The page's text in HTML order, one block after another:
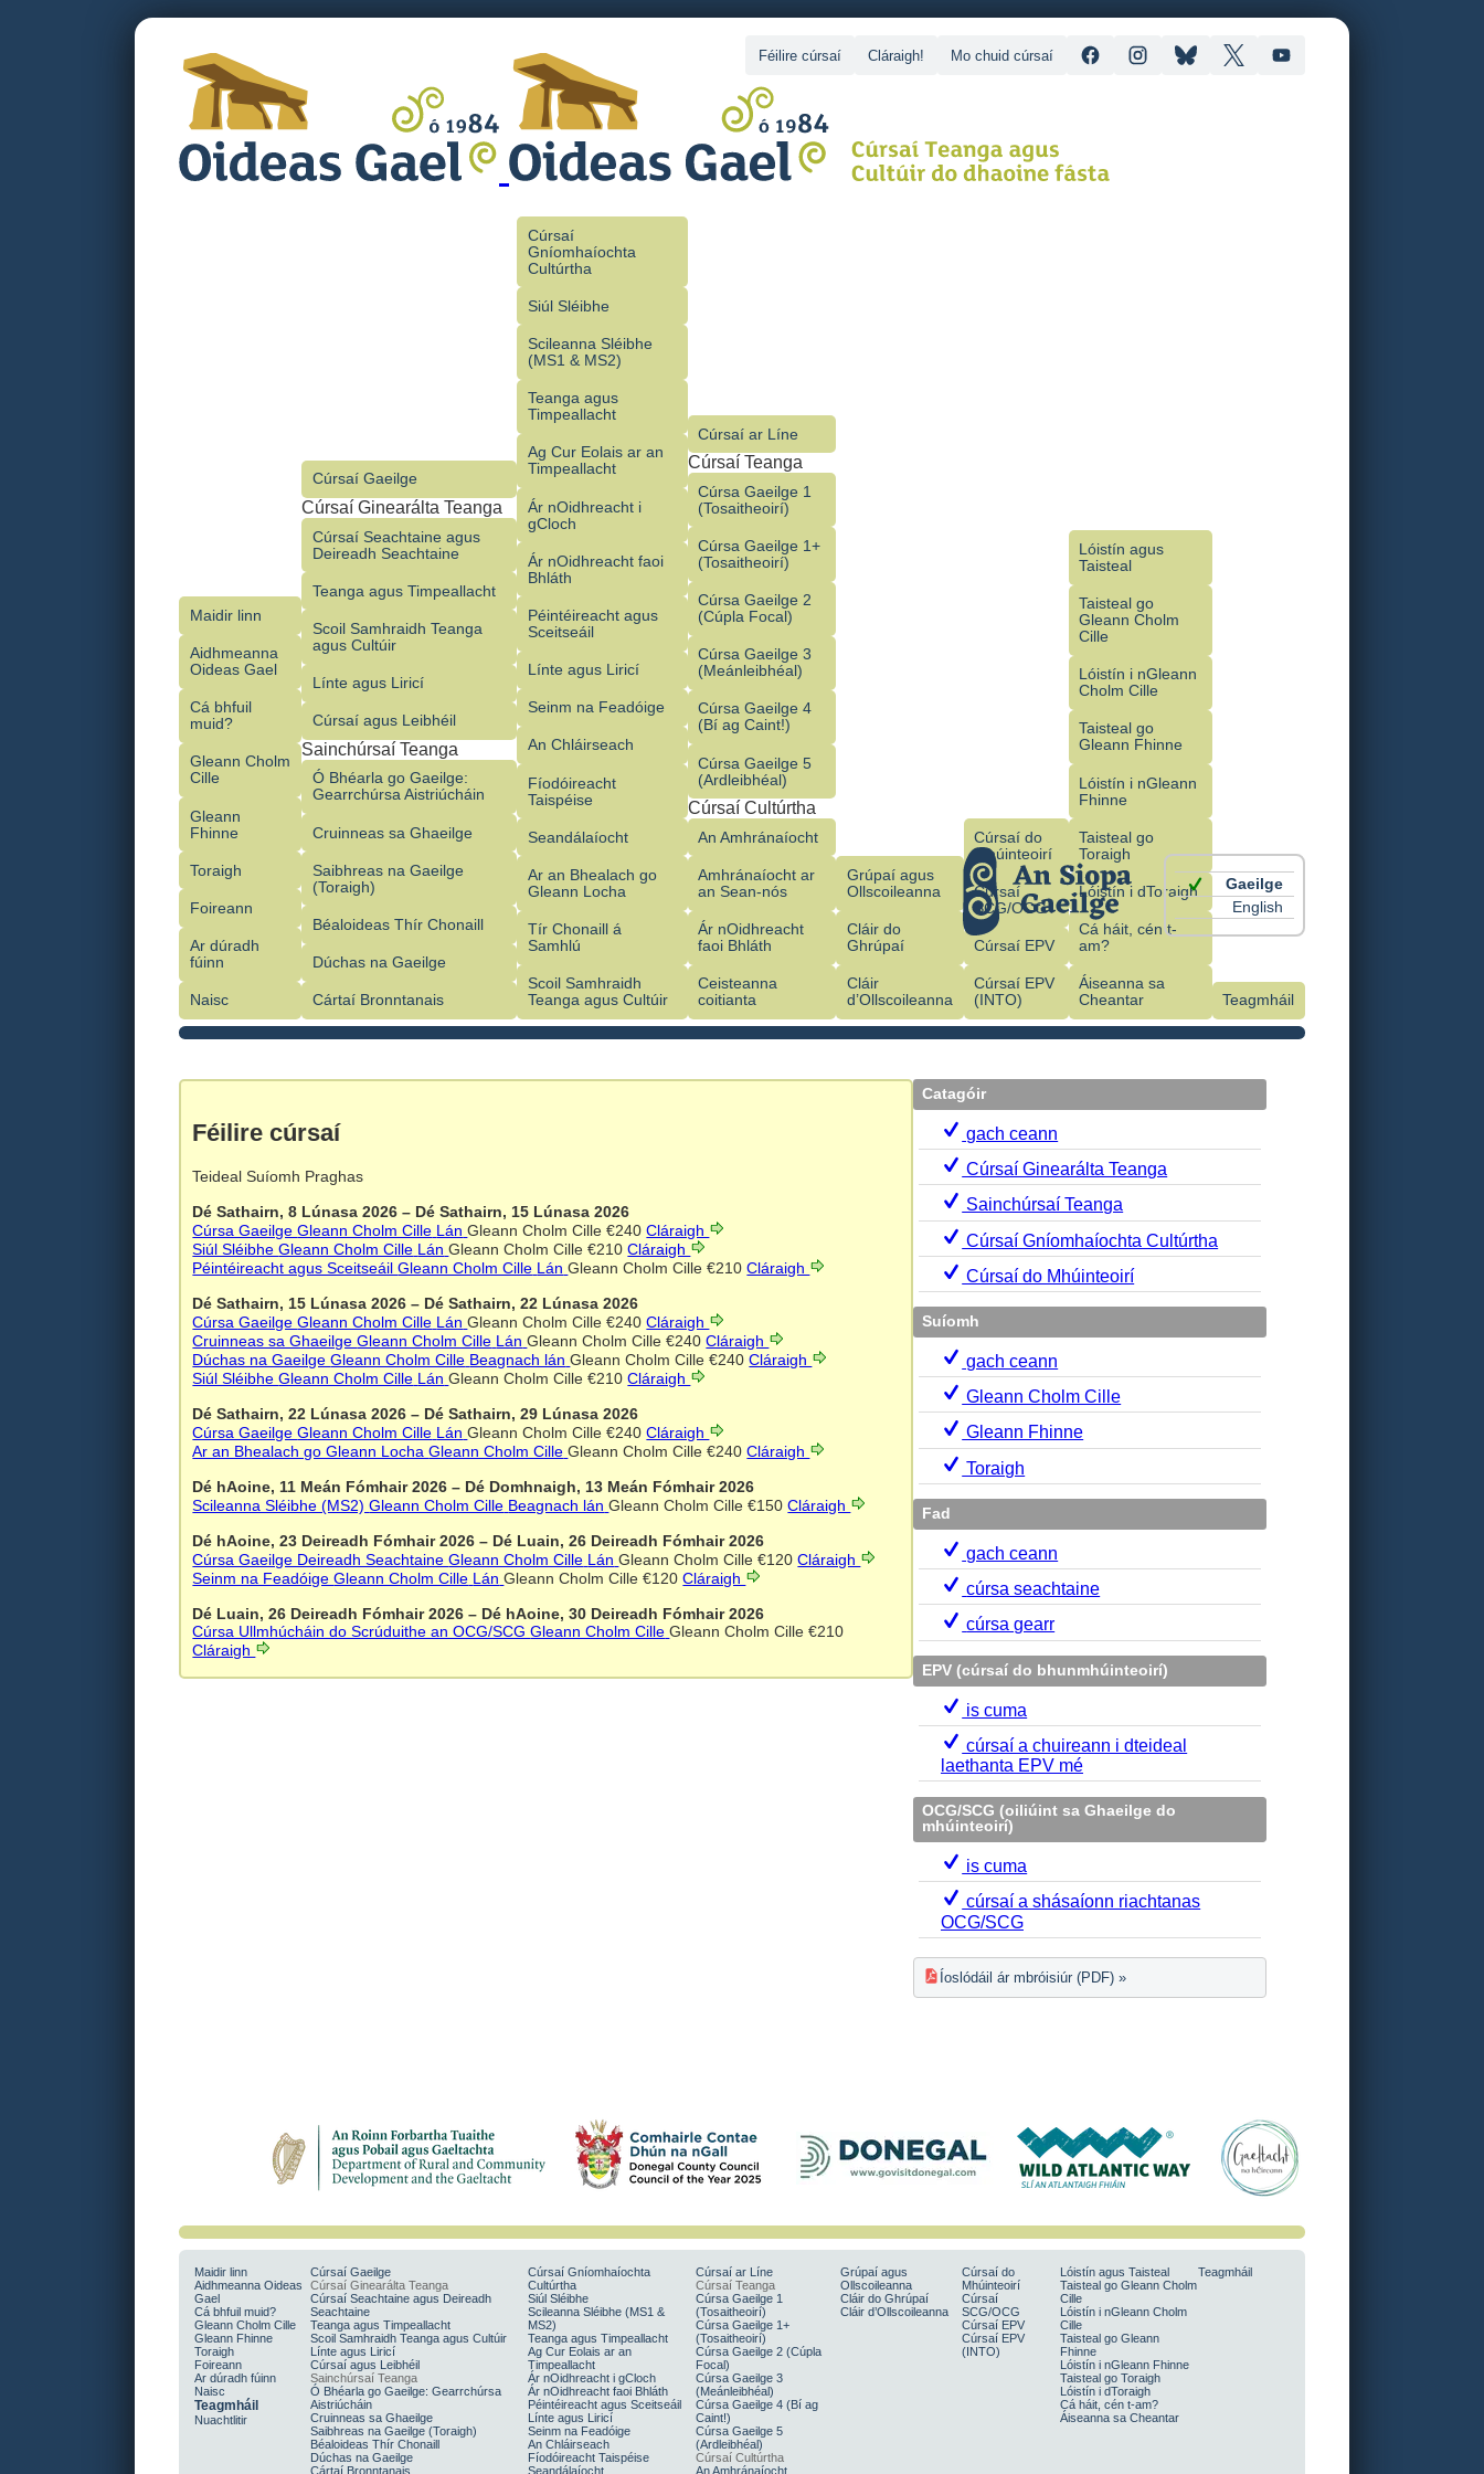
Gaeilge
English
Maidir linn
Aidhmeanna
Oideas Gael
Cá bhfuil
muid?
Gleann Cholm
Cille
Gleann
Fhinne
Toraigh
Foireann
Ar dúradh
fúinn
Naisc
Cúrsaí Gaeilge
Cúrsaí Ginearálta Teanga
Cúrsaí Seachtaine agus
Deireadh Seachtaine
Teanga agus Timpeallacht
Scoil Samhraidh Teanga
agus Cultúir
Línte agus Liricí
Cúrsaí agus Leibhéil
Sainchúrsaí Teanga
Ó Bhéarla go Gaeilge:
Gearrchúrsa Aistriúcháin
Cruinneas sa Ghaeilge
Saibhreas na Gaeilge
(Toraigh)
Béaloideas Thír Chonaill
Dúchas na Gaeilge
Cártaí Bronntanais
Cúrsaí
Gníomhaíochta
Cultúrtha
Siúl Sléibhe
Scileanna Sléibhe
(MS1 & MS2)
Teanga agus
Timpeallacht
Ag Cur Eolais ar an
Timpeallacht
Ár nOidhreacht i
gCloch
Ár nOidhreacht faoi
Bhláth
Péintéireacht agus
Sceitseáil
Línte agus Liricí
Seinm na Feadóige
An Chláirseach
Fíodóireacht
Taispéise
Seandálaíocht
Ar an Bhealach go
Gleann Locha
Tír Chonaill á
Samhlú
Scoil Samhraidh
Teanga agus Cultúir
Cúrsaí ar Líne
Cúrsaí Teanga
Cúrsa Gaeilge 1
(Tosaitheoirí)
Cúrsa Gaeilge 1+
(Tosaitheoirí)
Cúrsa Gaeilge 2
(Cúpla Focal)
Cúrsa Gaeilge 3
(Meánleibhéal)
Cúrsa Gaeilge 4
(Bí ag Caint!)
Cúrsa Gaeilge 5
(Ardleibhéal)
Cúrsaí Cultúrtha
An Amhránaíocht
Amhránaíocht ar
an Sean‑nós
Ár nOidhreacht
faoi Bhláth
Ceisteanna
coitianta
Grúpaí agus
Ollscoileanna
Cláir do
Ghrúpaí
Cláir
d’Ollscoileanna
Cúrsaí do
Mhúinteoirí
Cúrsaí
SCG/OCG
Cúrsaí EPV
Cúrsaí EPV
(INTO)
Lóistín agus
Taisteal
Taisteal go
Gleann Cholm
Cille
Lóistín i nGleann
Cholm Cille
Taisteal go
Gleann Fhinne
Lóistín i nGleann
Fhinne
Taisteal go
Toraigh
Lóistín i dToraigh
Cá háit, cén t-
am?
Áiseanna sa
Cheantar
Teagmháil
Féilire cúrsaí Cláraigh! Mo chuid cúrsaí
Féilire cúrsaí
Teideal Suíomh Praghas
Dé Sathairn, 8 Lúnasa 2026 – Dé Sathairn, 15 Lúnasa 2026
Cúrsa GaeilgeGleann Cholm Cille Lán Gleann Cholm Cille €240 Cláraigh
Siúl SléibheGleann Cholm Cille Lán Gleann Cholm Cille €210 Cláraigh
Péintéireacht agus SceitseáilGleann Cholm Cille Lán Gleann Cholm Cille €210 Cláraigh
Dé Sathairn, 15 Lúnasa 2026 – Dé Sathairn, 22 Lúnasa 2026
Cúrsa GaeilgeGleann Cholm Cille Lán Gleann Cholm Cille €240 Cláraigh
Cruinneas sa GhaeilgeGleann Cholm Cille Lán Gleann Cholm Cille €240 Cláraigh
Dúchas na GaeilgeGleann Cholm Cille Beagnach lán Gleann Cholm Cille €240 Cláraigh
Siúl SléibheGleann Cholm Cille Lán Gleann Cholm Cille €210 Cláraigh
Dé Sathairn, 22 Lúnasa 2026 – Dé Sathairn, 29 Lúnasa 2026
Cúrsa GaeilgeGleann Cholm Cille Lán Gleann Cholm Cille €240 Cláraigh
Ar an Bhealach go Gleann LochaGleann Cholm Cille Gleann Cholm Cille €240 Cláraigh
Dé hAoine, 11 Meán Fómhair 2026 – Dé Domhnaigh, 13 Meán Fómhair 2026
Scileanna Sléibhe (MS2)Gleann Cholm Cille Beagnach lán Gleann Cholm Cille €150 Cláraigh
Dé hAoine, 23 Deireadh Fómhair 2026 – Dé Luain, 26 Deireadh Fómhair 2026
Cúrsa Gaeilge Deireadh SeachtaineGleann Cholm Cille Lán Gleann Cholm Cille €120 Cláraigh
Seinm na FeadóigeGleann Cholm Cille Lán Gleann Cholm Cille €120 Cláraigh
Dé Luain, 26 Deireadh Fómhair 2026 – Dé hAoine, 30 Deireadh Fómhair 2026
Cúrsa Ullmhúcháin do Scrúduithe an OCG/SCGGleann Cholm Cille Gleann Cholm Cille €210
Cláraigh
Catagóir
gach ceann
Cúrsaí Ginearálta Teanga
Sainchúrsaí Teanga
Cúrsaí Gníomhaíochta Cultúrtha
Cúrsaí do Mhúinteoirí
Suíomh
gach ceann
Gleann Cholm Cille
Gleann Fhinne
Toraigh
Fad
gach ceann
cúrsa seachtaine
cúrsa gearr
EPV (cúrsaí do bhunmhúinteoirí)
is cuma
cúrsaí a chuireann i dteideal
laethanta EPV mé
OCG/SCG (oiliúint sa Ghaeilge do
mhúinteoirí)
is cuma
cúrsaí a shásaíonn riachtanas
OCG/SCG
Íoslódáil ár mbróisiúr (PDF)
Maidir linn
Aidhmeanna Oideas
Gael
Cá bhfuil muid?
Gleann Cholm Cille
Gleann Fhinne
Toraigh
Foireann
Ar dúradh fúinn
Naisc
Teagmháil
Nuachtlitir
Cúrsaí Gaeilge
Cúrsaí Ginearálta Teanga
Cúrsaí Seachtaine agus Deireadh
Seachtaine
Teanga agus Timpeallacht
Scoil Samhraidh Teanga agus Cultúir
Línte agus Liricí
Cúrsaí agus Leibhéil
Sainchúrsaí Teanga
Ó Bhéarla go Gaeilge: Gearrchúrsa
Aistriúcháin
Cruinneas sa Ghaeilge
Saibhreas na Gaeilge (Toraigh)
Béaloideas Thír Chonaill
Dúchas na Gaeilge
Cártaí Bronntanais
Cúrsaí Gníomhaíochta
Cultúrtha
Siúl Sléibhe
Scileanna Sléibhe (MS1 &
MS2)
Teanga agus Timpeallacht
Ag Cur Eolais ar an
Timpeallacht
Ár nOidhreacht i gCloch
Ár nOidhreacht faoi Bhláth
Péintéireacht agus Sceitseáil
Línte agus Liricí
Seinm na Feadóige
An Chláirseach
Fíodóireacht Taispéise
Seandálaíocht
Cúrsaí ar Líne
Cúrsaí Teanga
Cúrsa Gaeilge 1
(Tosaitheoirí)
Cúrsa Gaeilge 1+
(Tosaitheoirí)
Cúrsa Gaeilge 2 (Cúpla
Focal)
Cúrsa Gaeilge 3
(Meánleibhéal)
Cúrsa Gaeilge 4 (Bí ag
Caint!)
Cúrsa Gaeilge 5
(Ardleibhéal)
Cúrsaí Cultúrtha
An Amhránaíocht
Grúpaí agus
Ollscoileanna
Cláir do Ghrúpaí
Cláir d’Ollscoileanna
Cúrsaí do
Mhúinteoirí
Cúrsaí
SCG/OCG
Cúrsaí EPV
Cúrsaí EPV
(INTO)
Lóistín agus Taisteal
Taisteal go Gleann Cholm
Cille
Lóistín i nGleann Cholm
Cille
Taisteal go Gleann
Fhinne
Lóistín i nGleann Fhinne
Taisteal go Toraigh
Lóistín i dToraigh
Cá háit, cén t-am?
Áiseanna sa Cheantar
Teagmháil